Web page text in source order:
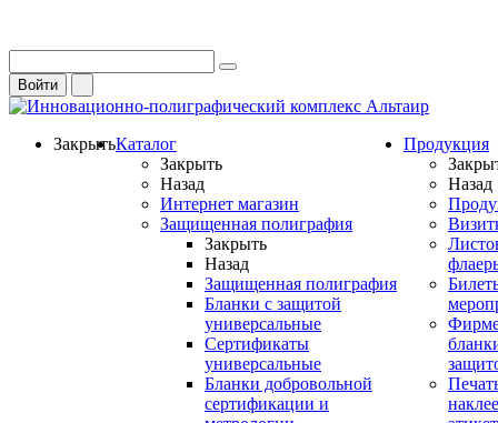
Войти
ЗакрытьКаталог
Закрыть
Назад
Интернет магазин
Защищенная полиграфия
Закрыть
Назад
Защищенная полиграфия
Бланки с защитой
универсальные
Сертификаты
универсальные
Бланки добровольной
сертификации и
Продукция
Назад